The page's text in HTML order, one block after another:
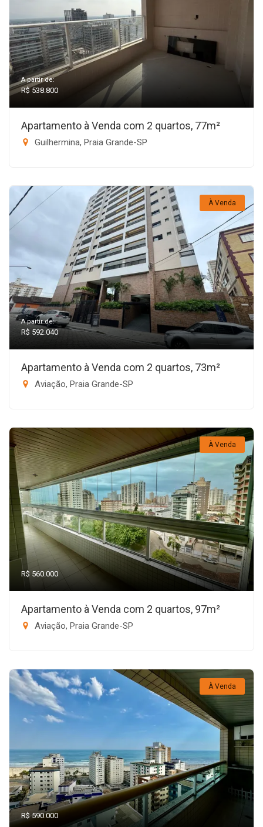
A partir de:
R$ 538.800
Apartamento à Venda com 2 quartos, 77m²
Guilhermina, Praia Grande-SP
À Venda
A partir de:
R$ 592.040
Apartamento à Venda com 2 quartos, 73m²
Aviação, Praia Grande-SP
À Venda
R$ 560.000
Apartamento à Venda com 2 quartos, 97m²
Aviação, Praia Grande-SP
À Venda
R$ 590.000